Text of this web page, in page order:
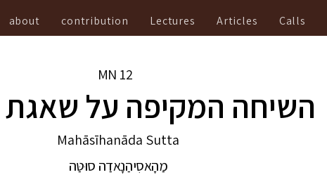
Calls
Articles
Lectures
contribution
about
12
MN
השיחה המקיפה על שאגת
Mahāsīhanāda Sutta
מַהָאסִיהַנָאדַה סוּטַּה